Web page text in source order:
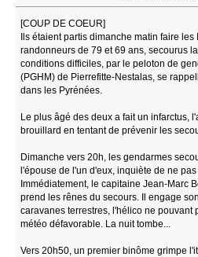
[COUP DE COEUR]
Ils étaient partis dimanche matin faire
randonneurs de 79 et 69 ans, secourus
conditions difficiles, par le peloton de
(PGHM) de Pierrefitte-Nestalas, se
dans les Pyrénées.
Le plus âgé des deux a fait un infarctus,
brouillard en tentant de prévenir les
Dimanche vers 20h, les gendarmes
l'épouse de l'un d'eux, inquiète de ne
Immédiatement, le capitaine Jean-Marc
prend les rênes du secours. Il engage
caravanes terrestres, l'hélico ne pouvant
météo défavorable. La nuit tombe...
Vers 20h50, un premier binôme grimpe